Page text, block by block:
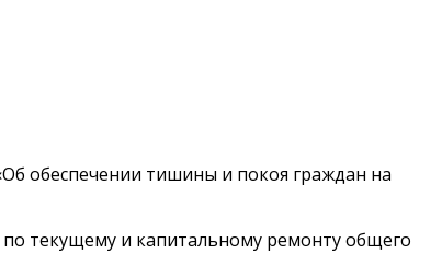
обеспечении тишины и покоя граждан на
текущему и капитальному ремонту общего